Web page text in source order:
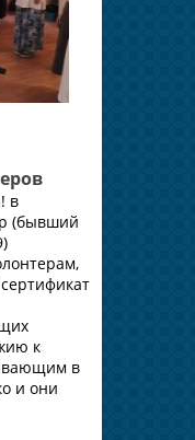
в
(бывший
к
в
и они